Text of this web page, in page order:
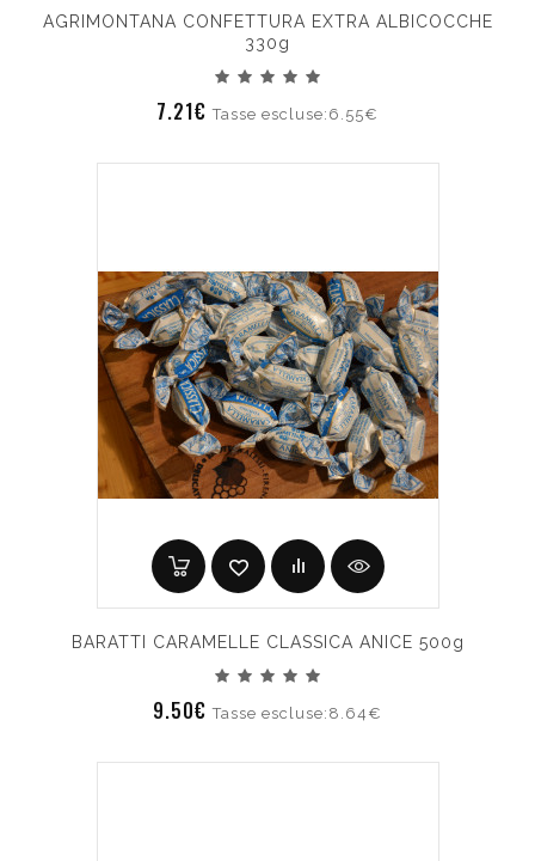
AGRIMONTANA CONFETTURA EXTRA ALBICOCCHE
330g
7.21€Tasse escluse:6.55€
BARATTI CARAMELLE CLASSICA ANICE 500g
9.50€Tasse escluse:8.64€